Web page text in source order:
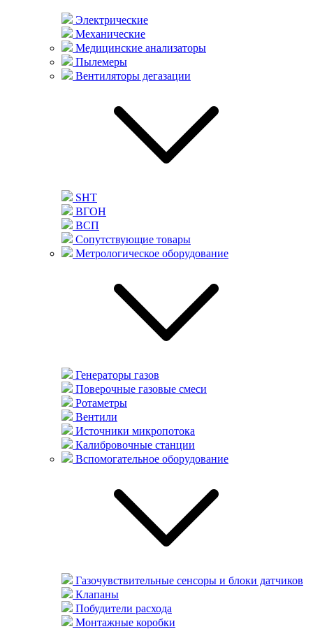
Электрические
Механические
Медицинские анализаторы
Пылемеры
Вентиляторы дегазации
SHT
ВГОН
ВСП
Сопутствующие товары
Метрологическое оборудование
Генераторы газов
Поверочные газовые смеси
Ротаметры
Вентили
Источники микропотока
Калибровочные станции
Вспомогательное оборудование
Газочувствительные сенсоры и блоки датчиков
Клапаны
Побудители расхода
Монтажные коробки